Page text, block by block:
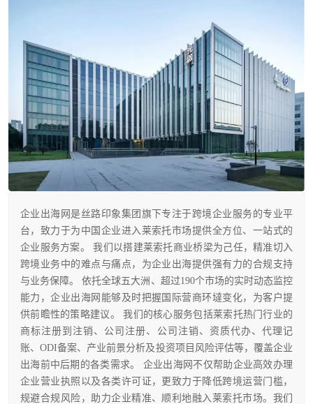
企业出海网是丝路印象集团旗下专注于跨境企业服务的专业平
台，致力于为中国企业进入莱索托市场提供全方位、一站式的
企业服务方案。 我们以搭建莱索托商业桥梁为己任，精准切入
跨境业务中的难点与痛点，为企业出海提供强有力的合规支持
与业务保障。 依托全球五大洲、超过190个市场的实时动态监控
能力，企业出海网能够及时把握国际营商环墶变化，为客户提
供前瞻性的策略建议。 我们的核心服务包括莱索托热门行业的
商标注册到注销、公司注册、公司注销、资质代办、代理记
账、ODI备案、产业前景分析及投资项目风险评估等，覆盖企业
出海前中后期的各类需求。 企业出海网不仅帮助企业高效办理
企业营业执照以及各类许可证，更致力于降低跨境运营门槛，
规避合规风险，助力企业精准、顺利地融入莱索托市场。我们